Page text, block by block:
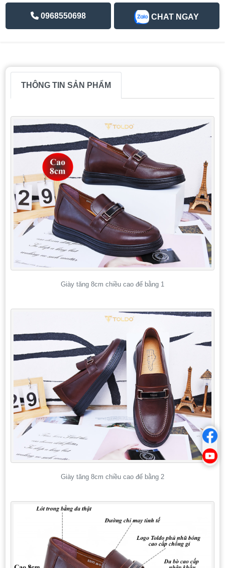
0968550698 CHAT NGAY
THÔNG TIN SẢN PHẨM
Giày tăng 8cm chiều cao đế bằng 1
Giày tăng 8cm chiều cao đế bằng 2